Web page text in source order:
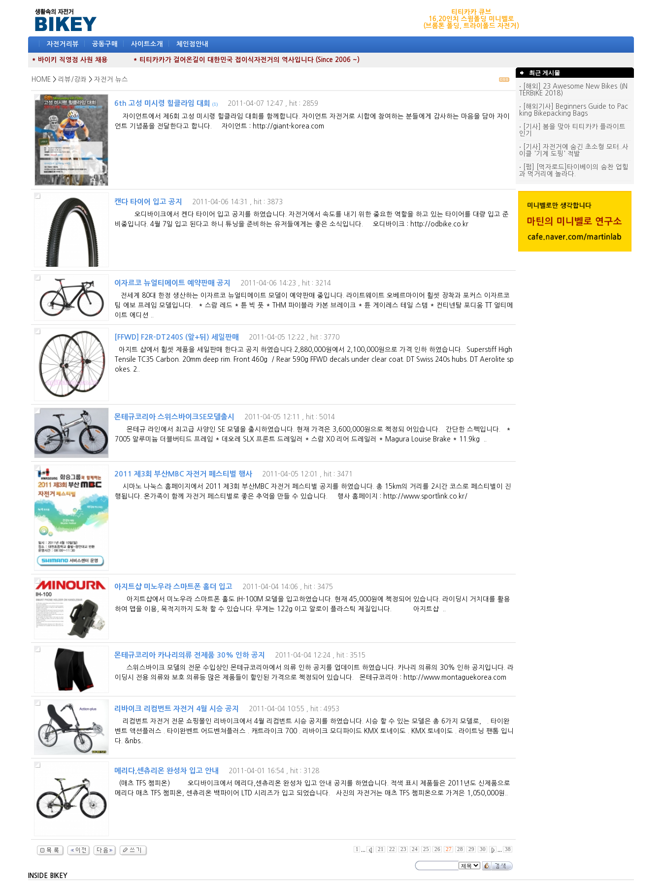
티티카카 큐브
16,20인치 스윙폴딩 미니벨로
(브롬톤 폴딩, 트라이폴드 자전거)
자전거리뷰 공동구매 사이트소개 체인점안내
* 바이키 직영점 사원 채용 * 티티카카가 걸어온길이 대한민국 접이식자전거의 역사입니다 (Since 2006 ~)
HOME > 리뷰/강좌 > 자전거 뉴스
6th 고성 미시령 힐클라임 대회 (1) 2011-04-07 12:47 , hit : 2859
자이언트에서 제6회 고성 미시령 힐클라임 대회를 함께합니다. 자이언트 자전거로 시합에 참여하는 분들에게 감사하는 마음을 담아 자이
언트 기념품을 전달한다고 합니다. 자이언트 : http://giant-korea.com
캔다 타이어 입고 공지 2011-04-06 14:31
, hit : 3873
오디바이크에서 켄다 타이어 입고 공지를 하였습니다. 자전거에서 속도를 내기 위한 중요한 역할을 하고 있는 타이어를 대량 입고 준
비중입니다. 4월 7일 입고 된다고 하니 튜닝을 준비하는 유저들에게는 좋은 소식입니다. 오디바이크 : http://odbike.co.kr
이자르코 뉴얼티메이트 예약판매 공지 2011-04-06 14:23 , hit : 3214
전세계 80대 한정 생산하는 이자르코 뉴얼티메이트 모델이 예약판매 중입니다. 라이트웨이트 오베르마이어 휠셋 장착과 포커스 이자르코
팀 에보 프레임 모델입니다. * 스람 레드 * 튠 빅 풋 * THM 파이블라 카본 브레이크 * 튠 게이레스 테일 스템 * 컨티넨탈 포디움 TT 얼티메
이트 에디션 ..
[FFWD] F2R-DT240S (앞+뒤) 세일판매 2011-04-05 12:22 , hit : 3770
아지트 샵에서 휠셋 제품을 세일판매 한다고 공지 하였습니다.2,880,000원에서 2,100,000원으로 가격 인하 하였습니다. Superstiff High
Tensile TC35 Carbon. 20mm deep rim. Front 460g / Rear 590g FFWD decals under clear coat. DT Swiss 240s hubs. DT Aerolite sp
okes. 2..
몬테규코리아 스위스바이크SE모델출시 2011-04-05 12:11
, hit : 5014
몬테규 라인에서 최고급 사양인 SE 모델을 출시하였습니다. 현재 가격은 3,600,000원으로 책정되 어있습니다. 간단한 스펙입니다. *
7005 알루미늄 더블버티드 프레임 * 데오레 SLX 프론트 드레일러 * 스람 X0 리어 드레일러 * Magura Louise Brake * 11.9kg ..
2011 제3회 부산MBC 자전거 페스티벌 행사 2011-04-05 12:01
, hit : 3471
시마노 나눅스 홈페이지에서 2011 제3회 부산MBC 자전거 페스티벌 공지를 하였습니다. 총 15km의 거리를 2시간 코스로 페스티벌이 진
행됩니다. 온가족이 함께 자전거 페스티벌로 좋은 추억을 만들 수 있습니다. 행사 홈페이지 : http://www.sportlink.co.kr/
아지트샵 미노우라 스마트폰 홀더 입고 2011-04-04 14:06 , hit : 3475
아지트샵에서 미노우라 스마트폰 홀도 IH-100M 모델을 입고하였습니다. 현재 45,000원에 책정되어 있습니다. 라이딩시 거치대를 활용
하여 맵을 이용, 목적지까지 도착 할 수 있습니다. 무게는 122g 이고 알로이 플라스틱 제질입니다. 아지트샵 ..
몬테규코리아 카나리의류 전제품 30% 인하 공지 2011-04-04 12:24 , hit : 3515
스위스바이크 모델의 전문 수입상인 몬테규코리아에서 의류 인하 공지를 업데이트 하였습니다. 카나리 의류의 30% 인하 공지입니다. 라
이딩시 전용 의류와 보호 의류등 많은 제품들이 할인된 가격으로 책정되어 있습니다. 몬테규코리아 : http://www.montaguekorea.com
리바이크 리컴번트 자전거 4월 시승 공지 2011-04-04 10:55 , hit : 4953
리컴번트 자전거 전문 쇼핑몰인 리바이크에서 4월 리컴번트 시승 공지를 하였습니다. 시승 할 수 있는 모델은 총 6가지 모델로, . 타이완
벤트 액션플러스 . 타이완벤트 어드벤쳐플러스 . 캐트라이크 700 . 리바이크 모디파이드 KMX 토네이도 . KMX 토네이도 . 라이트닝 팬톰 입니
다. &nbs..
메리다,센츄리온 완성차 입고 안내 2011-04-01 16:54 , hit : 3128
(매츠 TFS 챔피온) 오디바이크에서 메리다,센츄리온 완성차 입고 안내 공지를 하였습니다. 적색 표시 제품들은 2011년도 신제품으로
메리다 매츠 TFS 챔피온, 센츄리온 백파이어 LTD 시리즈가 입고 되었습니다. 사진의 자전거는 매츠 TFS 챔피온으로 가겨은 1,050,000원..
1 21 22 23 24 25 26 27 28 29 30 38
최근 게시물
[해외] 23 Awesome New Bikes (IN
TERBIKE 2018)
[해외기사] Beginners Guide to Pac
king Bikepacking Bags
[기사] 봄을 맞아 티티카카 플라이트
인기
[기사] 자전거에 숨긴 초소형 모터..사
이클 '기계 도핑' 적발
[펌] [먹자로드]타이베이의 숨찬 업힐
과 먹거리에 놀라다.
INSIDE BIKEY